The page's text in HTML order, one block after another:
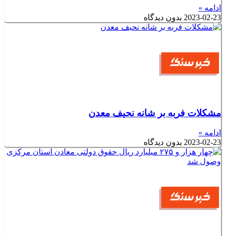
ادامه »
2023-02-23 بدون دیدگاه
مشکلات فربه بر شانه نحیف معدن
ادامه »
2023-02-23 بدون دیدگاه